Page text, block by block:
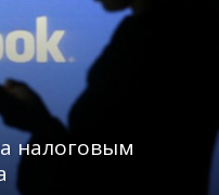
налоговым